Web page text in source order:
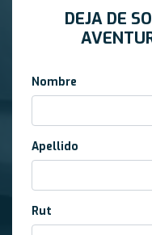
DEJA DE
Nombre
Apellido
Rut